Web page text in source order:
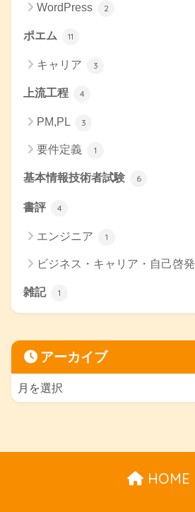
WordPress 2
ポエム 11
キャリア 3
上流工程 4
PM,PL 3
要件定義 1
基本情報技術者試験 6
書評 4
エンジニア 1
ビジネス・キャリア・自己啓発
雑記 1
アーカイブ
HOME